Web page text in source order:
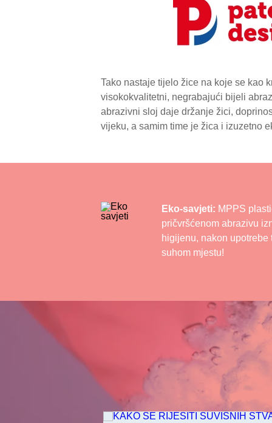
Tako nastaje tijelo žice na koje se kao
visokokvalitetni, negrabajući bijeli
abrazivni sloj daje držanje žici,
vijeku, a samim time je žica i izuzetno
Eko-savjeti: MPPS
pričvršćenom abrazivu
higijenu, nakon
suhom mjestu!